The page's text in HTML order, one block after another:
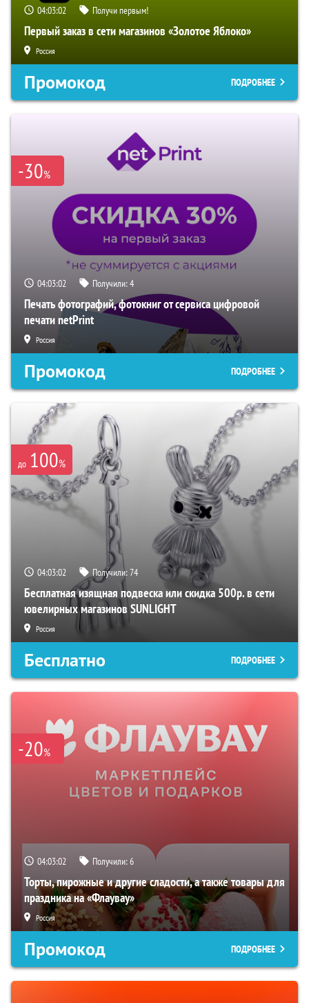
04:03:01 Получи первым!
Первый заказ в сети магазинов «Золотое Яблоко»
Россия
Промокод ПОДРОБНЕЕ
-30%
04:03:01 Получили:4
Печать фотографий, фотокниг от сервиса цифровой
печати netPrint
Россия
Промокод ПОДРОБНЕЕ
до 100%
04:03:01 Получили:74
Бесплатная изящная подвеска или скидка 500р. в сети
ювелирных магазинов SUNLIGHT
Россия
Бесплатно ПОДРОБНЕЕ
-20%
04:03:01 Получили:6
Торты, пирожные и другие сладости, а также товары для
праздника на «Флаувау»
Россия
Промокод ПОДРОБНЕЕ